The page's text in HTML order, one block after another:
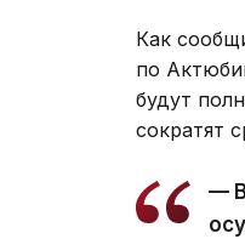
Как
по
будут
сократят
—